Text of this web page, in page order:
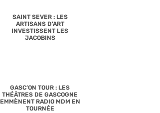
SAINT SEVER : LES
ARTISANS D’ART
INVESTISSENT LES
JACOBINS
GASC’ON TOUR : LES
THÉÂTRES DE GASCOGNE
EMMÈNENT RADIO MDM EN
TOURNÉE